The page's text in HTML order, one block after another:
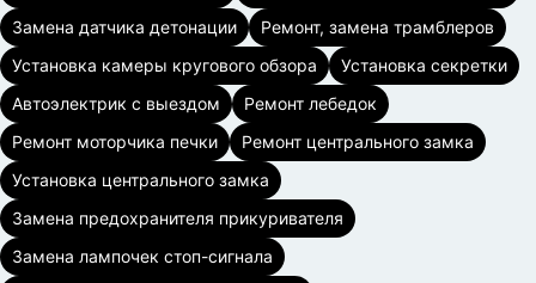
Замена датчика детонации
Ремонт, замена трамблеров
Установка камеры кругового обзора
Установка секретки
Автоэлектрик с выездом
Ремонт лебедок
Ремонт моторчика печки
Ремонт центрального замка
Установка центрального замка
Замена предохранителя прикуривателя
Замена лампочек стоп-сигнала